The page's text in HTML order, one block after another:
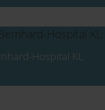
Hospital KL